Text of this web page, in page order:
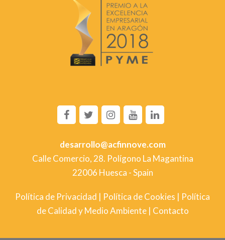
facebook
twitterinstagram
youtubelinkedin
desarrollo@acfinnove.com
Calle Comercio, 28. Polígono La Magantina
22006 Huesca - Spain
Política de Privacidad | Política de Cookies | Política
de Calidad y Medio Ambiente| Contacto